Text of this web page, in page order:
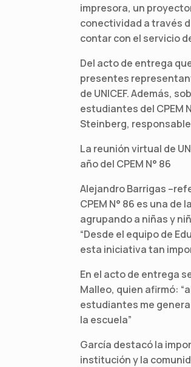
impresora, un
conectividad a través
contar con el servicio
Del acto de entrega
presentes
de UNICEF. Además,
estudiantes del CPEM
Steinberg,
La reunión virtual de
año del CPEM N° 86
Alejandro Barrigas
CPEM N° 86 es una
agrupando a niñas y
“Desde el equipo de
esta iniciativa tan
En el acto de entrega
Malleo, quien afirmó:
estudiantes me
la escuela”
García destacó la
institución y la